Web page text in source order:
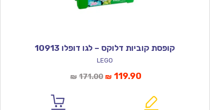
קופסת קוביות דלוקס – לגו דופלו 10913
LEGO
₪ 171.00המחיר
₪ 119.90המחיר
הוא: